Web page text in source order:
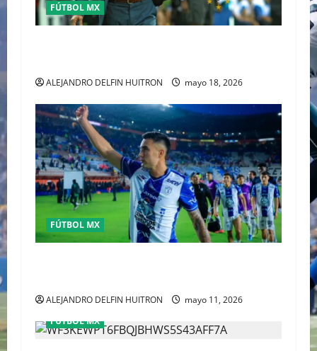
FÚTBOL MX
ALEJANDRO DELFIN HUITRON mayo 18, 2026
FÚTBOL MX
ALEJANDRO DELFIN HUITRON
mayo 11, 2026
FÚTBOL MX